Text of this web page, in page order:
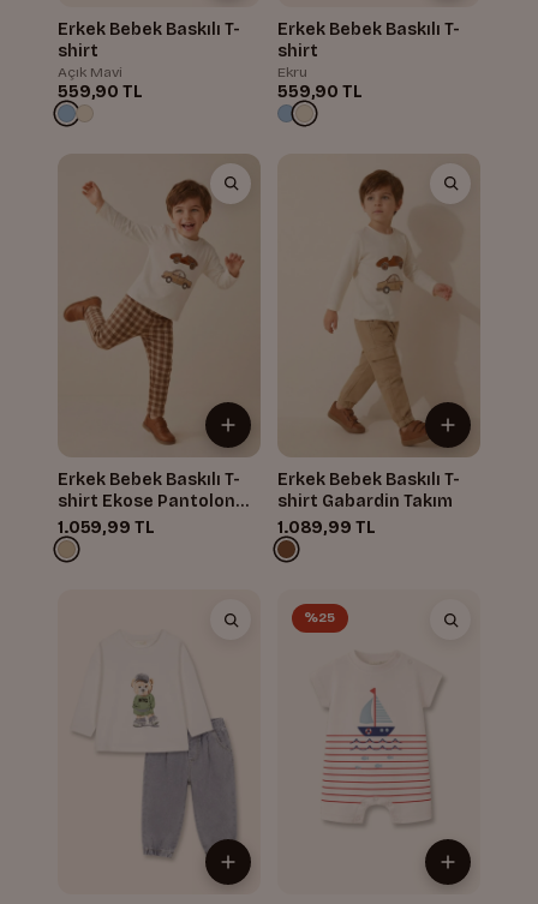
Erkek Bebek Baskılı T-
shirt
Açık Mavi
559,90 TL
Erkek Bebek Baskılı T-
shirt
Ekru
559,90 TL
Erkek Bebek Baskılı T-
shirt Ekose Pantolon
Takım
1.059,99 TL
Erkek Bebek Baskılı T-
shirt Gabardin Takım
1.089,99 TL
%25